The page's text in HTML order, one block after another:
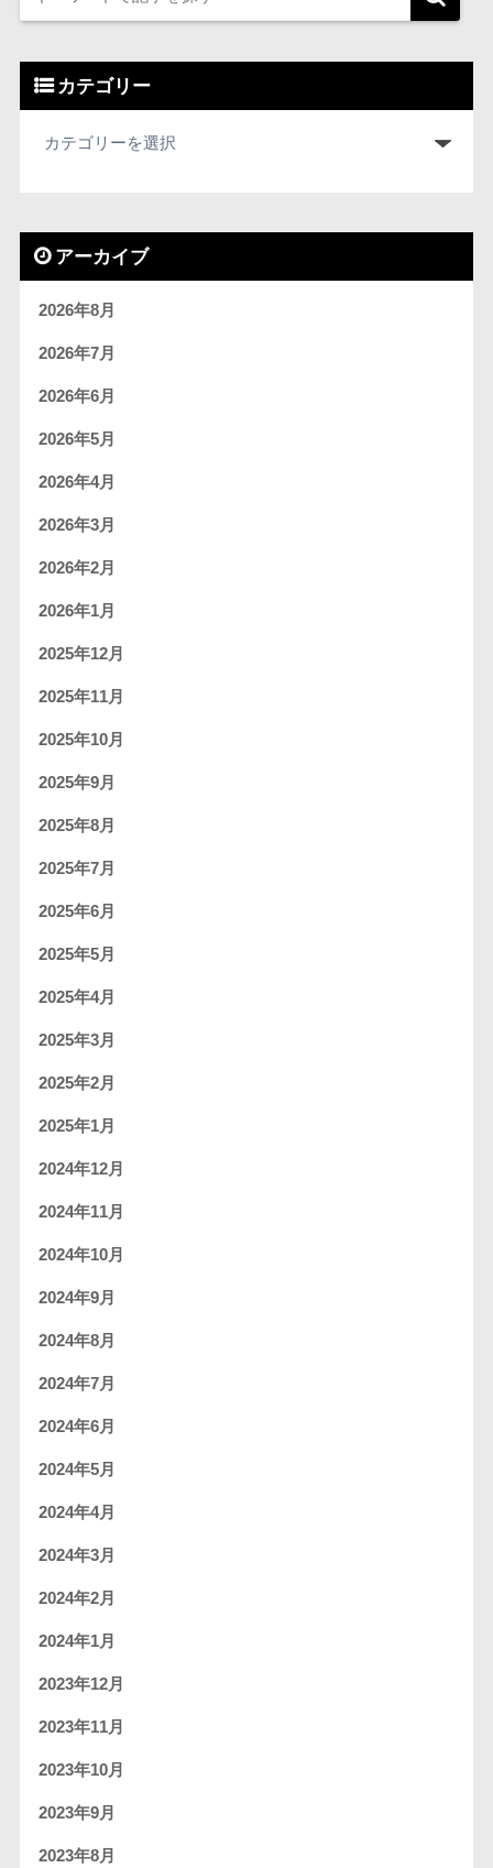
カテゴリー
アーカイブ
2026年8月
2026年7月
2026年6月
2026年5月
2026年4月
2026年3月
2026年2月
2026年1月
2025年12月
2025年11月
2025年10月
2025年9月
2025年8月
2025年7月
2025年6月
2025年5月
2025年4月
2025年3月
2025年2月
2025年1月
2024年12月
2024年11月
2024年10月
2024年9月
2024年8月
2024年7月
2024年6月
2024年5月
2024年4月
2024年3月
2024年2月
2024年1月
2023年12月
2023年11月
2023年10月
2023年9月
2023年8月